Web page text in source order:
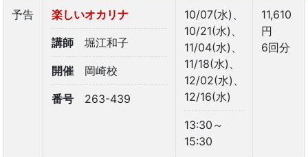
予告 楽しいオカリナ
講師 堀江和子
開催 岡崎校
番号 263-439
10/07(水)、
10/21(水)、
11/04(水)、
11/18(水)、
12/02(水)、
12/16(水)
13:30～
15:30
11,610
円
6回分